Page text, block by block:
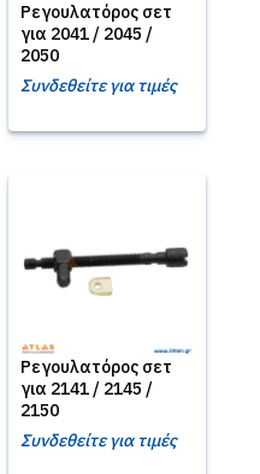
Ρεγουλατόρος σετ
για 2041 / 2045 /
2050
Συνδεθείτε για τιμές
Ρεγουλατόρος σετ
για 2141 / 2145 /
2150
Συνδεθείτε για τιμές